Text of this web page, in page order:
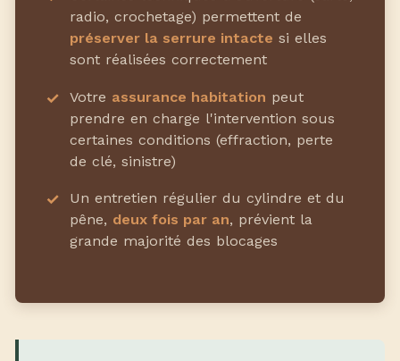
radio, crochetage) permettent de
préserver la serrure intacte si elles
sont réalisées correctement
Votre assurance habitation peut
prendre en charge l'intervention sous
certaines conditions (effraction, perte
de clé, sinistre)
Un entretien régulier du cylindre et du
pêne, deux fois par an, prévient la
grande majorité des blocages